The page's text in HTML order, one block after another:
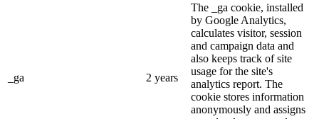
_ga 2 years
The _ga cookie, installed
by Google Analytics,
calculates visitor, session
and campaign data and
also keeps track of site
usage for the site's
analytics report. The
cookie stores information
anonymously and assigns